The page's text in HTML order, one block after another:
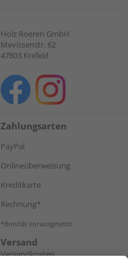
Holz Roeren GmbH
Mevissenstr. 62
47803 Krefeld
Zahlungsarten
PayPal
Onlineüberweisung
Kreditkarte
Rechnung*
*Bonität vorausgesetzt
Versand
Versandkosten